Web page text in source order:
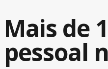
Mais de
pessoal